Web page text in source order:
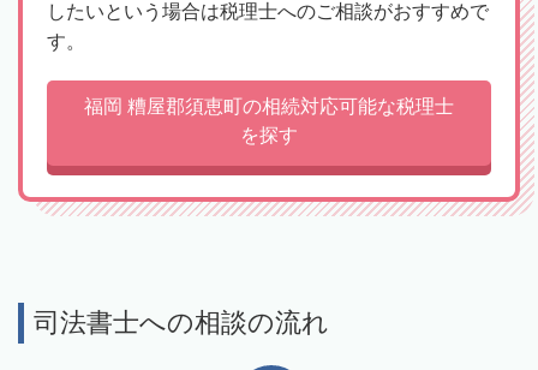
したいという場合は税理士へのご相談がおすすめで
す。
福岡 糟屋郡須恵町の相続対応可能な税理士
を探す
司法書士への相談の流れ